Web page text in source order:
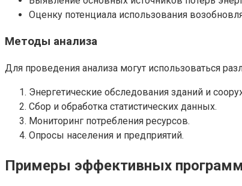
Оценку потенциала использования
Методы анализа
Для проведения анализа могут использоваться
Энергетические обследования зданий и
Сбор и обработка статистических данных.
Мониторинг потребления ресурсов.
Опросы населения и предприятий.
Примеры эффективных